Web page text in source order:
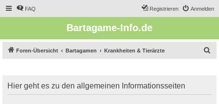
FAQ Anmelden
Registrieren
Bartagame-Info.de
Foren-Übersicht Bartagamen Krankheiten & Tierärzte
e
Hier geht es zu den allgemeinen Informationsseiten